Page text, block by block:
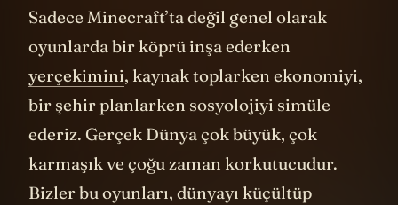
Sadece Minecraft’ta değil genel olarak
oyunlarda bir köprü inşa ederken
yerçekimini, kaynak toplarken ekonomiyi,
bir şehir planlarken sosyolojiyi simüle
ederiz. Gerçek Dünya çok büyük, çok
karmaşık ve çoğu zaman korkutucudur.
Bizler bu oyunları, dünyayı küçültüp